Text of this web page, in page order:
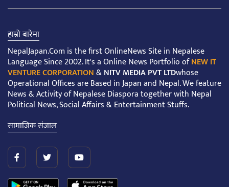
हाम्रो बारेमा
NepalJapan.Com is the first OnlineNews Site in Nepalese
Language Since 2002. It's a Online News Portfolio ofNEW IT
VENTURE CORPORATION&NITV MEDIA PVT LTDwhose
Operational Offices are Based in Japan and Nepal. We feature
News & Activity of Nepalese Diaspora together with Nepal
Political News, Social Affairs & Entertainment Stuffs.
सामाजिक संजाल